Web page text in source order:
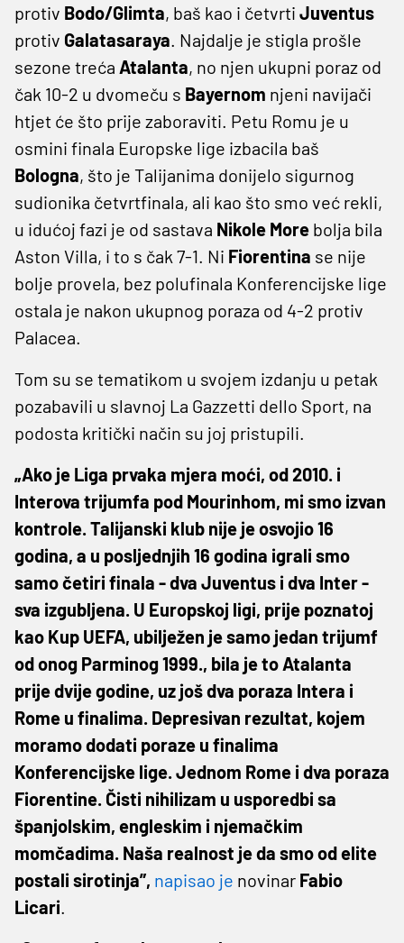
protiv Bodo/Glimta, baš kao i četvrti Juventus
protiv Galatasaraya. Najdalje je stigla prošle
sezone treća Atalanta, no njen ukupni poraz od
čak 10-2 u dvomeču s Bayernom njeni navijači
htjet će što prije zaboraviti. Petu Romu je u
osmini finala Europske lige izbacila baš
Bologna, što je Talijanima donijelo sigurnog
sudionika četvrtfinala, ali kao što smo već rekli,
u idućoj fazi je od sastava Nikole More bolja bila
Aston Villa, i to s čak 7-1. Ni Fiorentina se nije
bolje provela, bez polufinala Konferencijske lige
ostala je nakon ukupnog poraza od 4-2 protiv
Palacea.
Tom su se tematikom u svojem izdanju u petak
pozabavili u slavnoj La Gazzetti dello Sport, na
podosta kritički način su joj pristupili.
„Ako je Liga prvaka mjera moći, od 2010. i
Interova trijumfa pod Mourinhom, mi smo izvan
kontrole. Talijanski klub nije je osvojio 16
godina, a u posljednjih 16 godina igrali smo
samo četiri finala - dva Juventus i dva Inter -
sva izgubljena. U Europskoj ligi, prije poznatoj
kao Kup UEFA, ubilježen je samo jedan trijumf
od onog Parminog 1999., bila je to Atalanta
prije dvije godine, uz još dva poraza Intera i
Rome u finalima. Depresivan rezultat, kojem
moramo dodati poraze u finalima
Konferencijske lige. Jednom Rome i dva poraza
Fiorentine. Čisti nihilizam u usporedbi sa
španjolskim, engleskim i njemačkim
momčadima. Naša realnost je da smo od elite
postali sirotinja”, napisao je novinar Fabio
Licari.